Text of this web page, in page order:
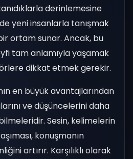
derinlemesine
yeni insanlarla tanışmak
ortam sunar. Ancak, bu
tam anlamıyla yaşamak
dikkat etmek gerekir.
en büyük avantajlarından
ve düşüncelerini daha
Sesin, kelimelerin
konuşmanın
artırır. Karşılıklı olarak